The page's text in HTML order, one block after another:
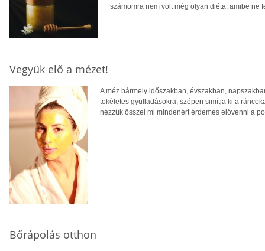
számomra nem volt még olyan diéta, amibe ne
Vegyük elő a mézet!
A méz bármely időszakban, évszakban,
tökéletes gyulladásokra, szépen simítja ki a
nézzük ősszel mi mindenért érdemes elővenni a
Bőrápolás otthon